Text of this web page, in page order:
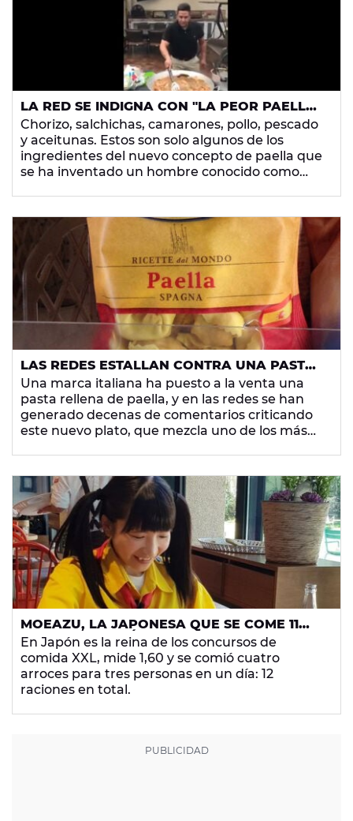
LA RED SE INDIGNA CON "LA PEOR PAELLA
DE LA HISTORIA"
Chorizo, salchichas, camarones, pollo, pescado
y aceitunas. Estos son solo algunos de los
ingredientes del nuevo concepto de paella que
se ha inventado un hombre conocido como
LAS REDES ESTALLAN CONTRA UNA PASTA
RELLENA DE PAELLA
Una marca italiana ha puesto a la venta una
pasta rellena de paella, y en las redes se han
generado decenas de comentarios criticando
este nuevo plato, que mezcla uno de los más
MOEAZU, LA JAPONESA QUE SE COME 11
PAELLAS EN 3 DÍAS
En Japón es la reina de los concursos de
comida XXL, mide 1,60 y se comió cuatro
arroces para tres personas en un día: 12
raciones en total.